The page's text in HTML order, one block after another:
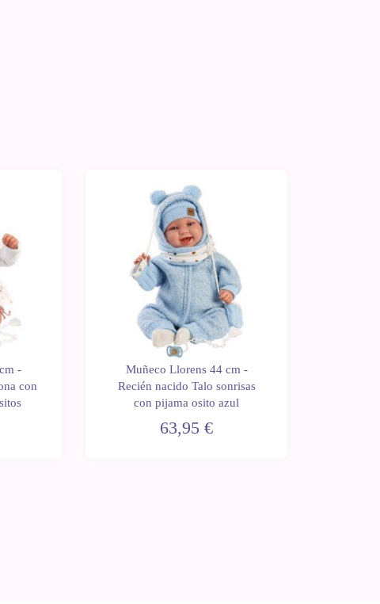
-
con
Muñeco Llorens 44 cm -
Recién nacido Talo sonrisas
con pijama osito azul
63,95 €